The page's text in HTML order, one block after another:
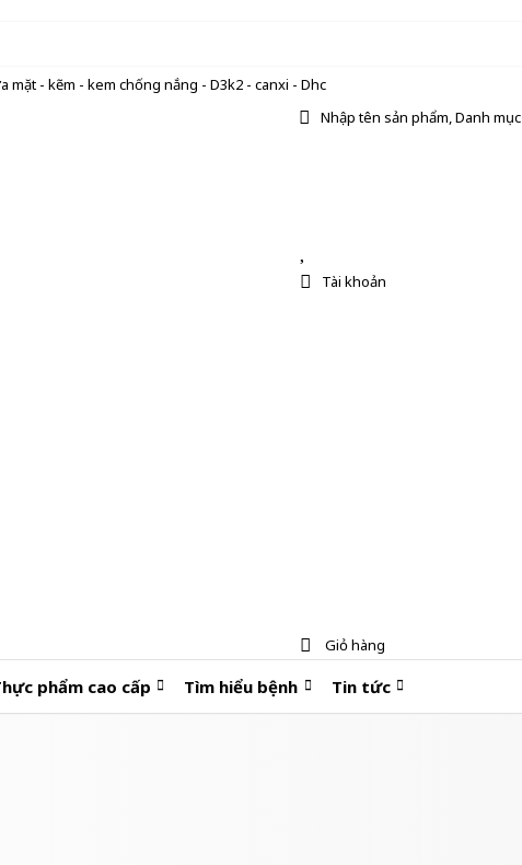
- kẽm - kem chống nắng - D3k2 - canxi - Dhc
Nhập tên sản phẩm, Danh mục
Tài khoản
Giỏ hàng
phẩm cao cấp Tìm hiểu bệnh Tin tức